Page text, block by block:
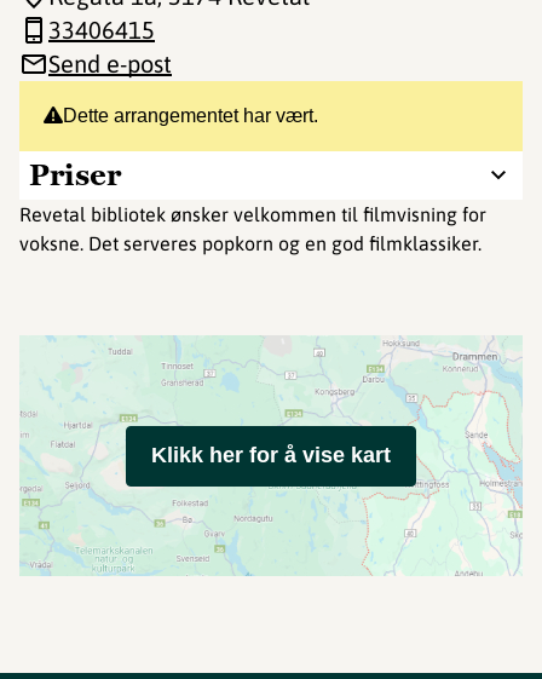
Dette arrangementet har vært.
Priser
Revetal bibliotek ønsker velkommen til filmvisning for
voksne. Det serveres popkorn og en god filmklassiker.
33406415
Send e-post
Klikk her for å vise kart